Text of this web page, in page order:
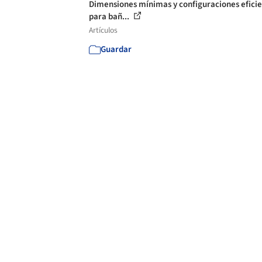
Dimensiones mínimas y configuraciones
para bañ...
Artículos
Guardar